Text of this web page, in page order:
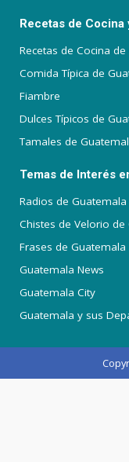
Recetas de Cocina
Recetas de Cocina
Comida Típica de
Fiambre
Dulces Típicos de
Tamales de
Temas de Interés
Radios de
Chistes de Velorio de
Frases de Guatemala
Guatemala News
Guatemala City
Guatemala y sus